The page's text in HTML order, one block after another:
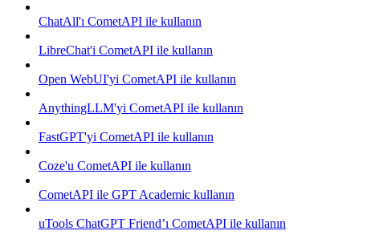
ChatAll'ı CometAPI ile kullanın
LibreChat'i CometAPI ile kullanın
Open WebUI'yi CometAPI ile kullanın
AnythingLLM'yi CometAPI ile kullanın
FastGPT'yi CometAPI ile kullanın
Coze'u CometAPI ile kullanın
CometAPI ile GPT Academic kullanın
uTools ChatGPT Friend’ı CometAPI ile kullanın